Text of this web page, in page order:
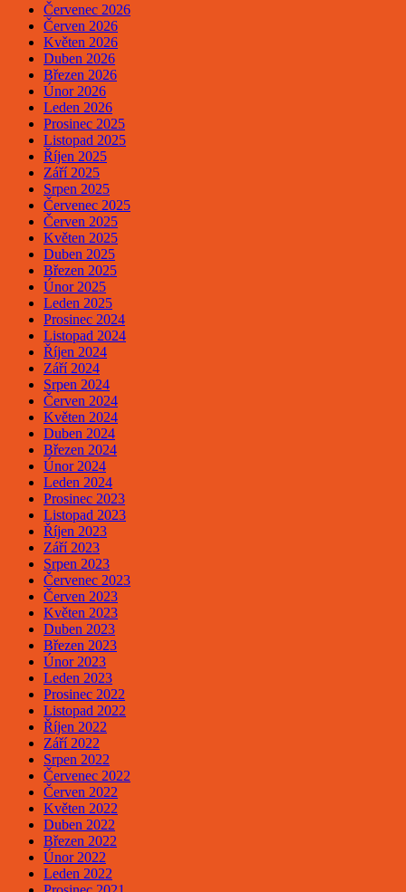
Červenec 2026
Červen 2026
Květen 2026
Duben 2026
Březen 2026
Únor 2026
Leden 2026
Prosinec 2025
Listopad 2025
Říjen 2025
Září 2025
Srpen 2025
Červenec 2025
Červen 2025
Květen 2025
Duben 2025
Březen 2025
Únor 2025
Leden 2025
Prosinec 2024
Listopad 2024
Říjen 2024
Září 2024
Srpen 2024
Červen 2024
Květen 2024
Duben 2024
Březen 2024
Únor 2024
Leden 2024
Prosinec 2023
Listopad 2023
Říjen 2023
Září 2023
Srpen 2023
Červenec 2023
Červen 2023
Květen 2023
Duben 2023
Březen 2023
Únor 2023
Leden 2023
Prosinec 2022
Listopad 2022
Říjen 2022
Září 2022
Srpen 2022
Červenec 2022
Červen 2022
Květen 2022
Duben 2022
Březen 2022
Únor 2022
Leden 2022